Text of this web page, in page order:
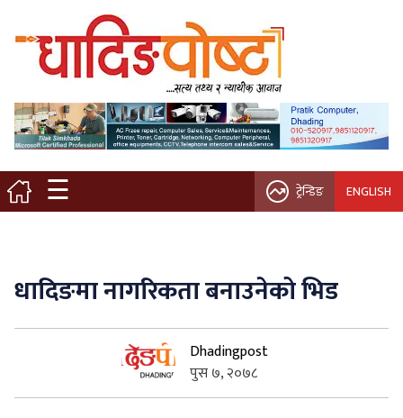
☰
मुख्य पृष्ठ
स्थानीय समाचार
विचार / ब्लग
नगर/गाउँ पालिका
प्रवास
ट्रेन्डिङ ENGLISH
धादिङमा नागरिकता बनाउनेको भिड
Dhadingpost
पुस ७, २०७८